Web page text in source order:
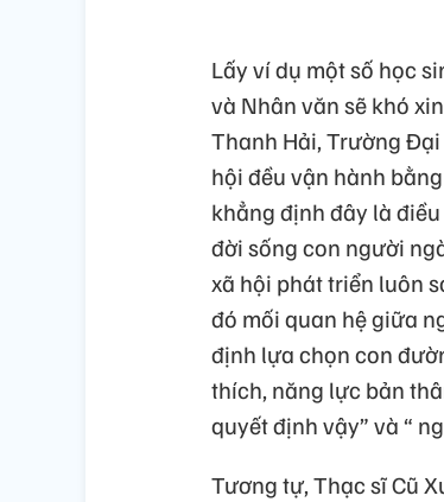
Lấy ví dụ một số học
và Nhân văn sẽ khó
Thanh Hải, Trường
hội đều vận hành
khẳng định đây là
đời sống con người
xã hội phát triển luôn
đó mối quan hệ giữa
định lựa chọn con
thích, năng lực bản
quyết định vậy” và “
Tương tự, Thạc sĩ Cũ